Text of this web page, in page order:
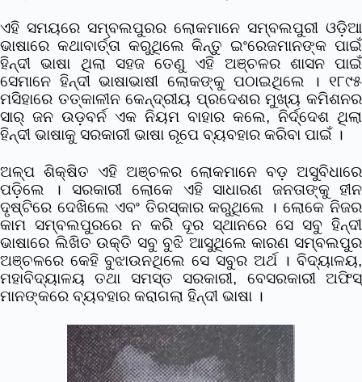
ଏହି ସମୟରେ ସମ୍ବଲପୁରର ଲୋକମାନେ ସମ୍ବଲପୁରୀ ଓଡ଼ିଆ
ଭାଷାରେ କଥାବାର୍ତ୍ତା କରୁଥିଲେ କିନ୍ତୁ ଇଂରେଜମାନଙ୍କ ପାଇଁ
ହିନ୍ଦୀ ଭାଷା ଥିଲା ସହଜ ତେଣୁ ଏହି ଅଞ୍ଚଳର ଶାସନ ପାଇଁ
ସେମାନେ ହିନ୍ଦୀ ଭାଷାଭାଷୀ ଲୋକଙ୍କୁ ପଠାଇଥିଲେ । ୧୮୯୫
ମସିହାରେ ତତ୍କାଳୀନ କେନ୍ଦ୍ରୀୟ ପ୍ରଦେଶର ମୁଖ୍ୟ କମିଶନର
ସାର୍ ଜନ ଉଡ଼ବର୍ନ ଏକ ନିୟମ ବାହାର କଲେ, ନିର୍ଦ୍ଦେଶ ଥିଲା
ହିନ୍ଦୀ ଭାଷାକୁ ସରକାରୀ ଭାଷା ରୂପେ ବ୍ୟବହାର କରିବା ପାଇଁ ।
ଅଳ୍ପ ଶିକ୍ଷିତ ଏହି ଅଞ୍ଚଳର ଲୋକମାନେ ବଡ଼ ଅସୁବିଧାରେ
ପଡ଼ିଲେ । ସରକାରୀ ଲୋକେ ଏହି ସାଧାରଣ ଜନତାଙ୍କୁ ହୀନ
ଦୃଷ୍ଟିରେ ଦେଖିଲେ ଏବଂ ତିରସ୍କାର କରୁଥିଲେ । ଲୋକେ ନିଜର
କାମ ସମ୍ବଲପୁରରେ ନ କରି ଦୂର ସ୍ଥାନରେ ସେ ସବୁ ହିନ୍ଦୀ
ଭାଷାରେ ଲିଖିତ ଉକ୍ତି ସବୁ ବୁଝି ଆସୁଥିଲେ କାରଣ ସମ୍ବଲପୁର
ଅଞ୍ଚଳରେ କେହି ବୁଝାଉନଥିଲେ ସେ ସବୁର ଅର୍ଥ । ବିଦ୍ୟାଳୟ,
ମହାବିଦ୍ୟାଳୟ ତଥା ସମସ୍ତ ସରକାରୀ, ବେସରକାରୀ ଅଫିସ୍
ମାନଙ୍କରେ ବ୍ୟବହାର କରାଗଲା ହିନ୍ଦୀ ଭାଷା ।